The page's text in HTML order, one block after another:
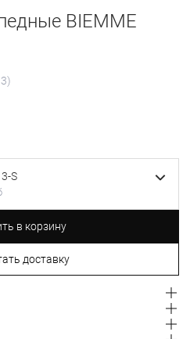
BIEMME
S
в корзину
доставку